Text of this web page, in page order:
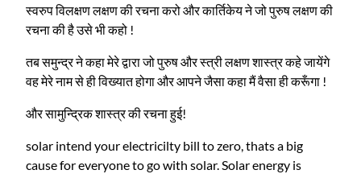
स्वरुप विलक्षण लक्षण की रचना करो और कार्तिकेय ने जो पुरुष लक्षण की
रचना की है उसे भी कहो !
तब समुन्द्र ने कहा मेरे द्वारा जो पुरुष और स्त्री लक्षण शास्त्र कहे जायेंगे
वह मेरे नाम से ही विख्यात होगा और आपने जैसा कहा मैं वैसा ही करूँगा !
और सामुन्द्रिक शास्त्र की रचना हुई!
solar intend your electricilty bill to zero, thats a big
cause for everyone to go with solar. Solar energy is